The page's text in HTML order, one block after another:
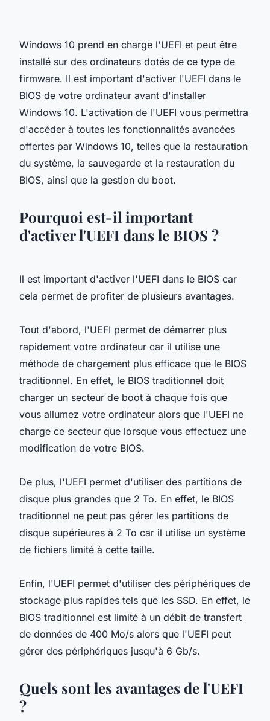
Windows 10 prend en charge l'UEFI et peut être
installé sur des ordinateurs dotés de ce type de
firmware. Il est important d'activer l'UEFI dans le
BIOS de votre ordinateur avant d'installer
Windows 10. L'activation de l'UEFI vous permettra
d'accéder à toutes les fonctionnalités avancées
offertes par Windows 10, telles que la restauration
du système, la sauvegarde et la restauration du
BIOS, ainsi que la gestion du boot.
Pourquoi est-il important
d'activer l'UEFI dans le BIOS ?
Il est important d'activer l'UEFI dans le BIOS car
cela permet de profiter de plusieurs avantages.
Tout d'abord, l'UEFI permet de démarrer plus
rapidement votre ordinateur car il utilise une
méthode de chargement plus efficace que le BIOS
traditionnel. En effet, le BIOS traditionnel doit
charger un secteur de boot à chaque fois que
vous allumez votre ordinateur alors que l'UEFI ne
charge ce secteur que lorsque vous effectuez une
modification de votre BIOS.
De plus, l'UEFI permet d'utiliser des partitions de
disque plus grandes que 2 To. En effet, le BIOS
traditionnel ne peut pas gérer les partitions de
disque supérieures à 2 To car il utilise un système
de fichiers limité à cette taille.
Enfin, l'UEFI permet d'utiliser des périphériques de
stockage plus rapides tels que les SSD. En effet, le
BIOS traditionnel est limité à un débit de transfert
de données de 400 Mo/s alors que l'UEFI peut
gérer des périphériques jusqu'à 6 Gb/s.
Quels sont les avantages de l'UEFI
?